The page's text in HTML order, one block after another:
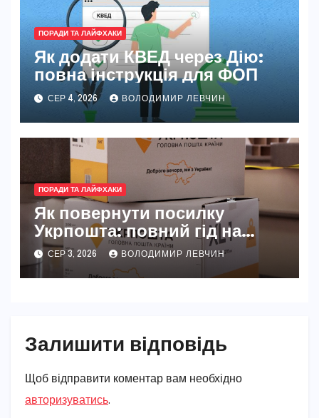
ПОРАДИ ТА ЛАЙФХАКИ
Як додати КВЕД через Дію:
повна інструкція для ФОП
СЕР 4, 2026 ВОЛОДИМИР ЛЕВЧИН
ПОРАДИ ТА ЛАЙФХАКИ
Як повернути посилку
Укрпошта: повний гід на
2026 рік
СЕР 3, 2026 ВОЛОДИМИР ЛЕВЧИН
Залишити відповідь
Щоб відправити коментар вам необхідно
авторизуватись.